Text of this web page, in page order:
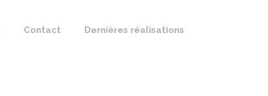
Contact Dernières réalisations